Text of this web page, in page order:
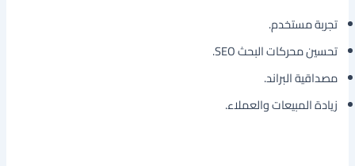
تجربة مستخدم.
تحسين محركات البحث SEO.
مصداقية البراند.
زيادة المبيعات والعملاء.